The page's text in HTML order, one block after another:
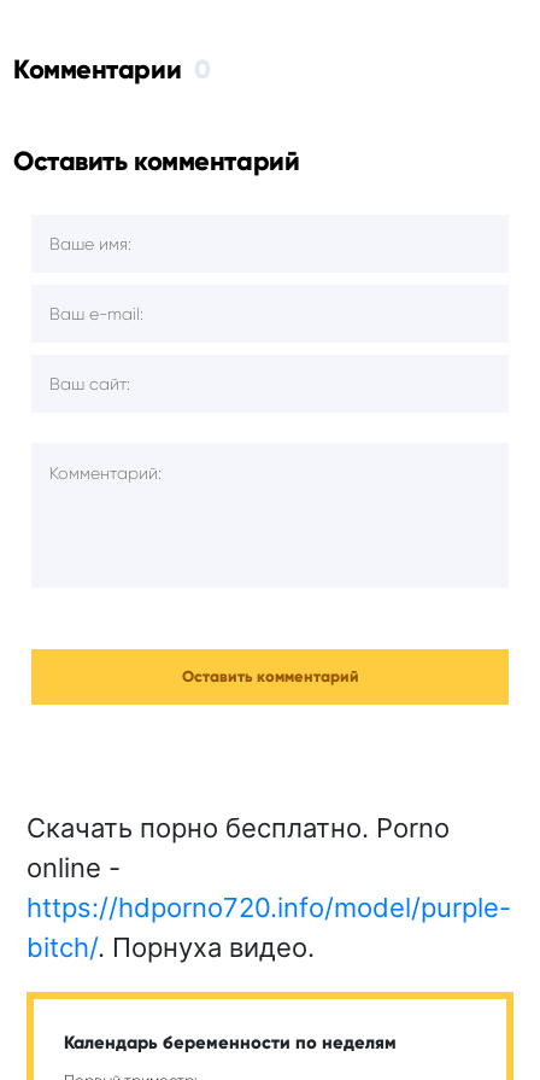
Комментарии 0
Оставить комментарий
Скачать порно бесплатно. Porno
online -
https://hdporno720.info/model/purple-
bitch/. Порнуха видео.
Календарь беременности по неделям